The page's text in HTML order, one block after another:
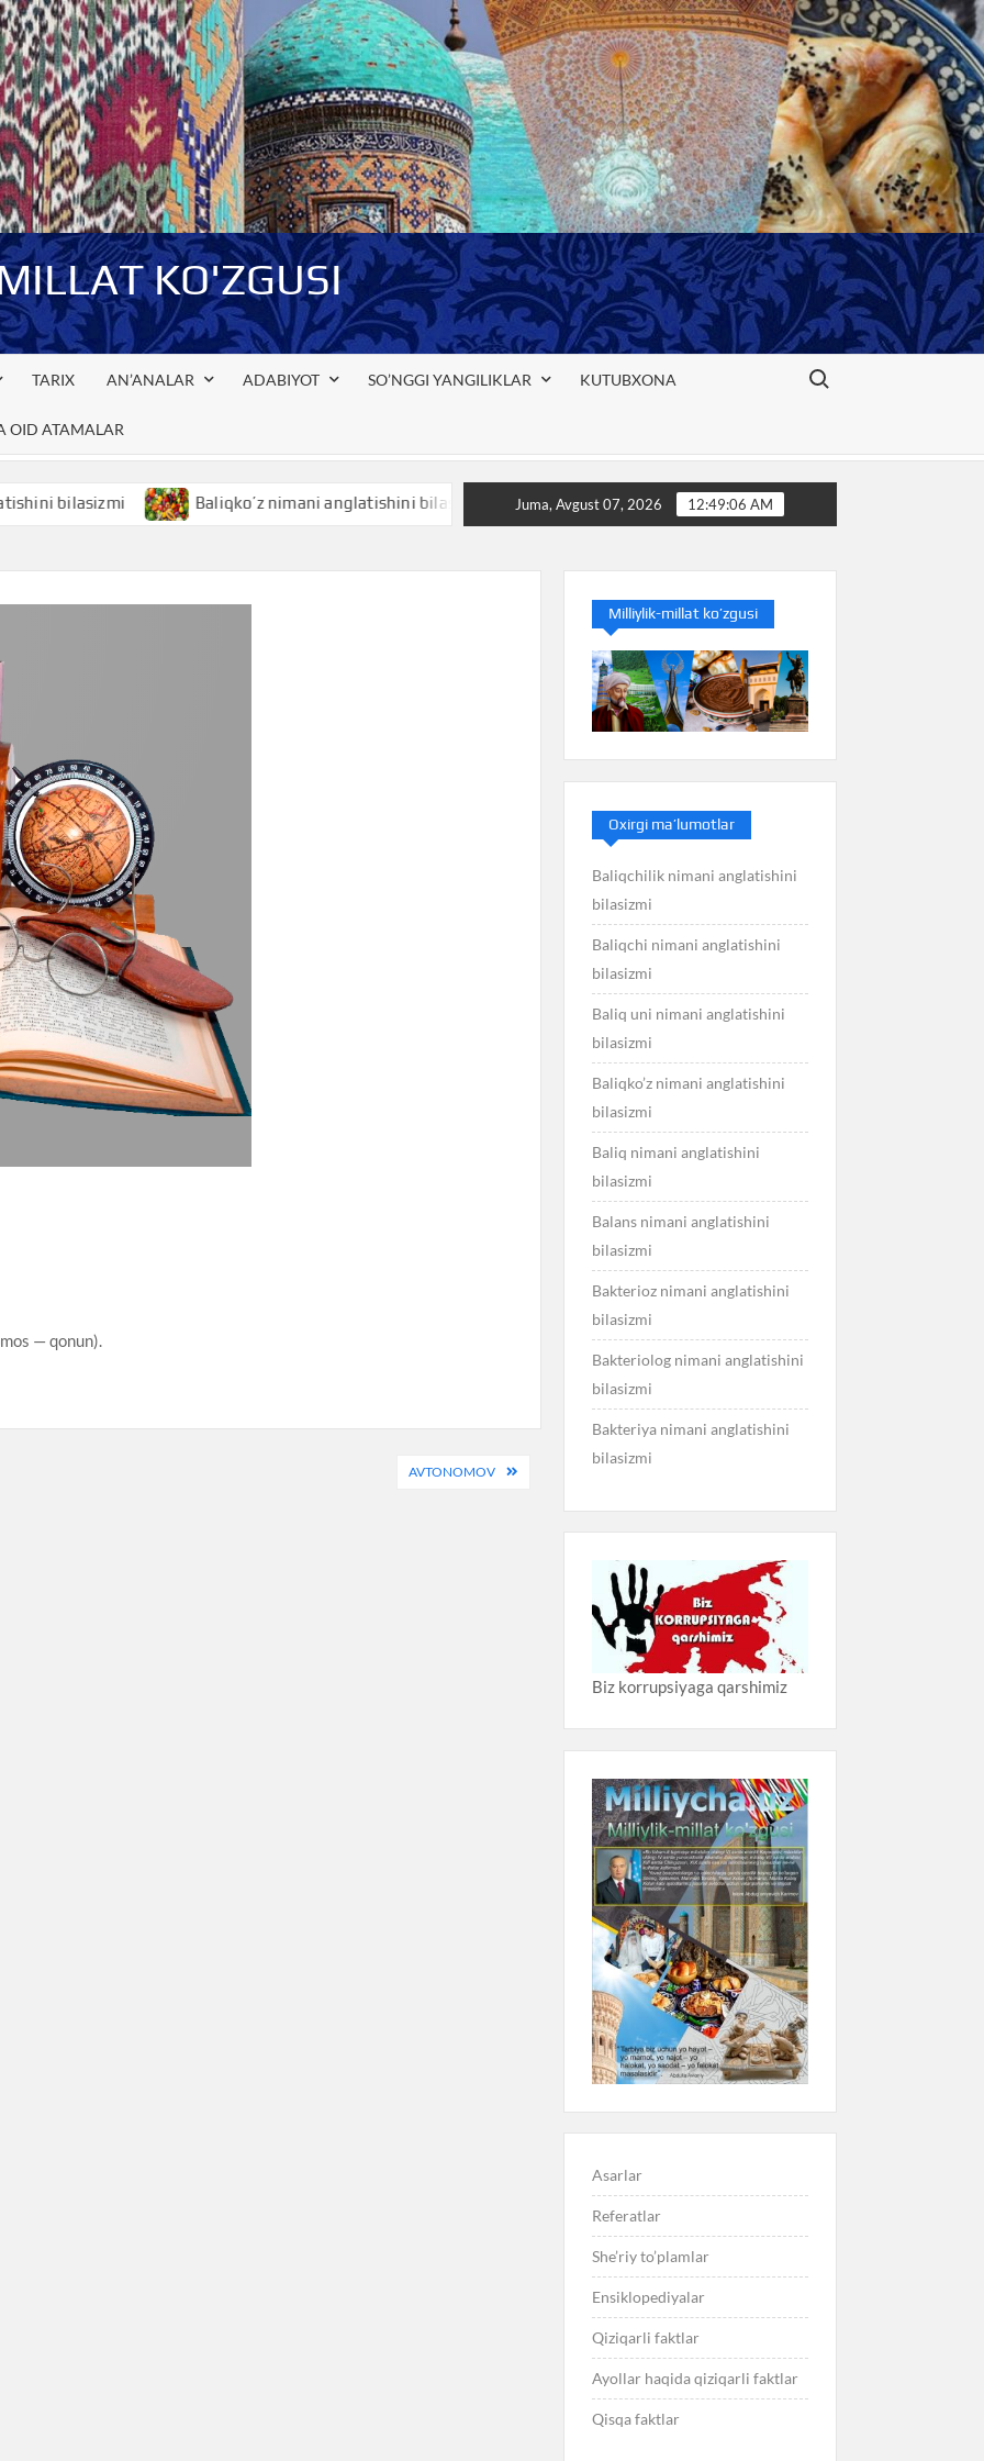
KO'ZGUSI
TARIX AN’ANALAR ADABIYOT SO’NGGI YANGILIKLAR KUTUBXONA
OID ATAMALAR
Search for:
Baliqko’z nimani anglatishini bilasizmi Baliq nimani anglatishini bilasizmi
Juma, Avgust 07, 2026 12:49:07 AM
— qonun).
AVTONOMOV
Milliylik-millat ko’zgusi
Oxirgi ma’lumotlar
Baliqchilik nimani anglatishini
bilasizmi
Baliqchi nimani anglatishini
bilasizmi
Baliq uni nimani anglatishini
bilasizmi
Baliqko’z nimani anglatishini
bilasizmi
Baliq nimani anglatishini
bilasizmi
Balans nimani anglatishini
bilasizmi
Bakterioz nimani anglatishini
bilasizmi
Bakteriolog nimani anglatishini
bilasizmi
Bakteriya nimani anglatishini
bilasizmi
Biz korrupsiyaga qarshimiz
Asarlar
Referatlar
She’riy to’plamlar
Ensiklopediyalar
Qiziqarli faktlar
Ayollar haqida qiziqarli faktlar
Qisqa faktlar